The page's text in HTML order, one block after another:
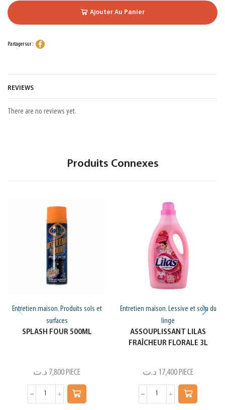
Ajouter Au Panier
Partager sur :
REVIEWS
There are no reviews yet.
Produits Connexes
Entretien maison, Produits sols et
surfaces
SPLASH FOUR 500ML
7,800 د.ت PIECE
Entretien maison, Lessive et soin du
linge
ASSOUPLISSANT LILAS
FRAÎCHEUR FLORALE 3L
17,400 د.ت PIECE